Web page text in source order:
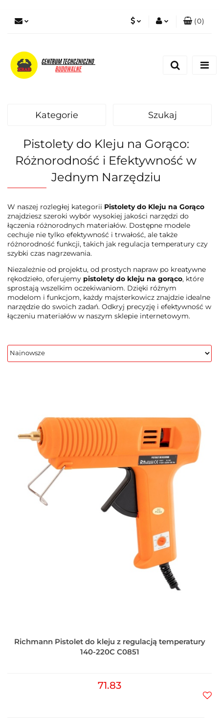
(0)
Kategorie Szukaj
Pistolety do Kleju na Gorąco:
Różnorodność i Efektywność w
Jednym Narzędziu
W naszej rozległej kategorii Pistolety do Kleju na Gorąco
znajdziesz szeroki wybór wysokiej jakości narzędzi do
łączenia różnorodnych materiałów. Dostępne modele
cechuje nie tylko efektywność i trwałość, ale także
różnorodność funkcji, takich jak regulacja temperatury czy
szybki czas nagrzewania.
Niezależnie od projektu, od prostych napraw po kreatywne
rękodzieło, oferujemy pistolety do kleju na gorąco, które
sprostają wszelkim oczekiwaniom. Dzięki różnym
modelom i funkcjom, każdy majsterkowicz znajdzie idealne
narzędzie do swoich zadań. Odkryj precyzję i efektywność w
łączeniu materiałów w naszym sklepie internetowym.
Richmann Pistolet do kleju z regulacją temperatury
140-220C C0851
71.83